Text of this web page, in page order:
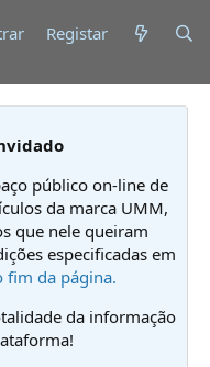
Registar
público on-line de
da marca UMM,
que nele queiram
especificadas em
fim da página.
da informação